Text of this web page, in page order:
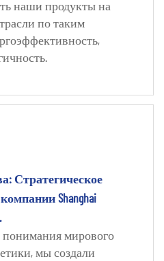
наши продукты на
по таким
Стратегическое
Shanghai
понимания мирового
мы создали